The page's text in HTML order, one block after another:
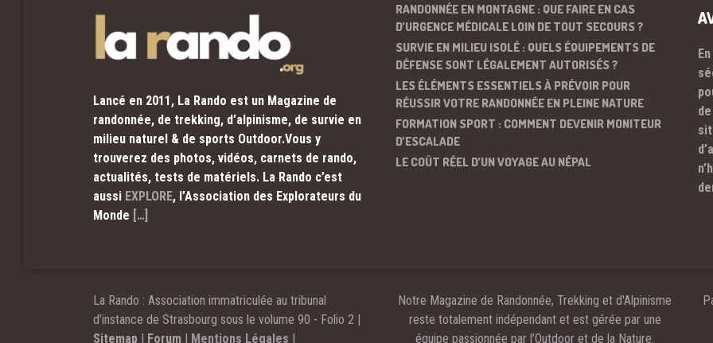
Lancé en 2011, La Rando est un Magazine de
randonnée, de trekking, d’alpinisme, de survie en
milieu naturel & de sports Outdoor.Vous y
trouverez des photos, vidéos, carnets de rando,
actualités, tests de matériels. La Rando c’est
aussi EXPLORE, l’Association des Explorateurs du
Monde […]
RANDONNÉE EN MONTAGNE : QUE FAIRE EN CAS
D’URGENCE MÉDICALE LOIN DE TOUT SECOURS ?
SURVIE EN MILIEU ISOLÉ : QUELS ÉQUIPEMENTS DE
DÉFENSE SONT LÉGALEMENT AUTORISÉS ?
LES ÉLÉMENTS ESSENTIELS À PRÉVOIR POUR
RÉUSSIR VOTRE RANDONNÉE EN PLEINE NATURE
FORMATION SPORT : COMMENT DEVENIR MONITEUR
D’ESCALADE
LE COÛT RÉEL D’UN VOYAGE AU NÉPAL
La Rando : Association immatriculée au tribunal
d’instance de Strasbourg sous le volume 90 - Folio 2 |
Sitemap
Forum Mentions Légales
Notre Magazine de Randonnée, Trekking et d'Alpinisme
reste totalement indépendant et est gérée par une
équipe passionnée par l’Outdoor et de la Nature.